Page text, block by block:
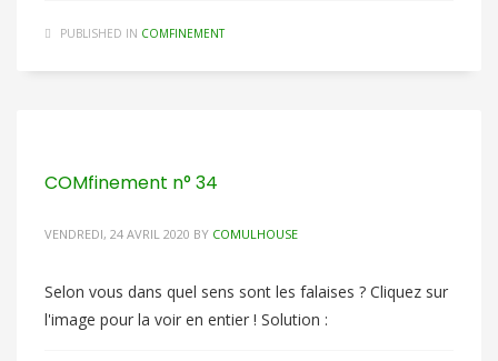
PUBLISHED IN COMFINEMENT
COMfinement n° 34
VENDREDI, 24 AVRIL 2020 BY COMULHOUSE
Selon vous dans quel sens sont les falaises ? Cliquez sur
l'image pour la voir en entier ! Solution :